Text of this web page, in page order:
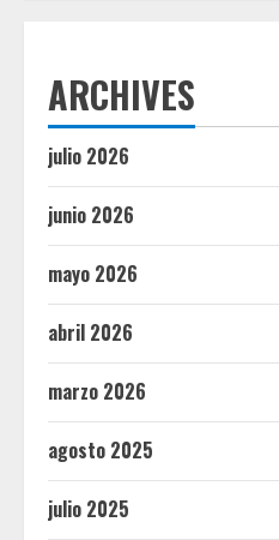
ARCHIVES
julio 2026
junio 2026
mayo 2026
abril 2026
marzo 2026
agosto 2025
julio 2025